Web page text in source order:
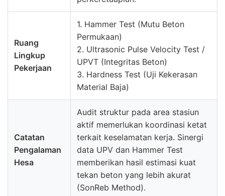
Ruang
Lingkup
Pekerjaan
1. Hammer Test (Mutu Beton
Permukaan)
2. Ultrasonic Pulse Velocity Test /
UPVT (Integritas Beton)
3. Hardness Test (Uji Kekerasan
Material Baja)
Catatan
Pengalaman
Hesa
Audit struktur pada area stasiun
aktif memerlukan koordinasi ketat
terkait keselamatan kerja. Sinergi
data UPV dan Hammer Test
memberikan hasil estimasi kuat
tekan beton yang lebih akurat
(SonReb Method).